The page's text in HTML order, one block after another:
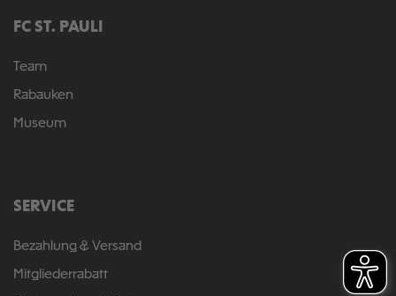
FC ST. PAULI
Team
Rabauken
Museum
SERVICE
Bezahlung & Versand
Mitgliederrabatt